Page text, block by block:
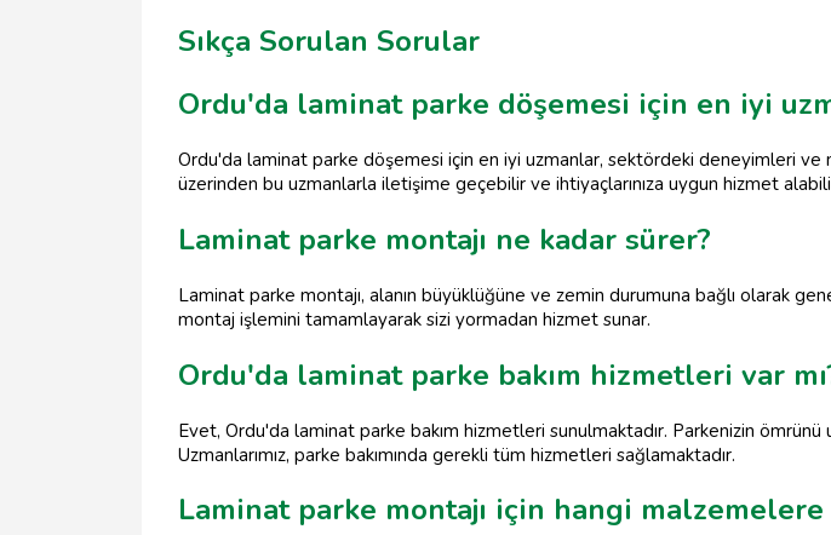
Sıkça Sorulan Sorular
Ordu'da laminat parke döşemesi için en iyi
Ordu'da laminat parke döşemesi için en iyi uzmanlar, sektördeki deneyimleri
üzerinden bu uzmanlarla iletişime geçebilir ve ihtiyaçlarınıza uygun hizmet
Laminat parke montajı ne kadar sürer?
Laminat parke montajı, alanın büyüklüğüne ve zemin durumuna bağlı olarak
montaj işlemini tamamlayarak sizi yormadan hizmet sunar.
Ordu'da laminat parke bakım hizmetleri var
Evet, Ordu'da laminat parke bakım hizmetleri sunulmaktadır. Parkenizin
Uzmanlarımız, parke bakımında gerekli tüm hizmetleri sağlamaktadır.
Laminat parke montajı için hangi